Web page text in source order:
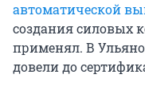
автоматической
создания силовых
применял. В
довели до